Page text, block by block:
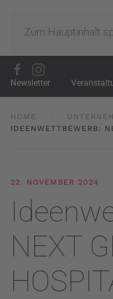
Zum Hauptinhalt
Newsletter
HOME
IDEENWETTBEWERB:
22. NOVEMBER 2024
NEXT